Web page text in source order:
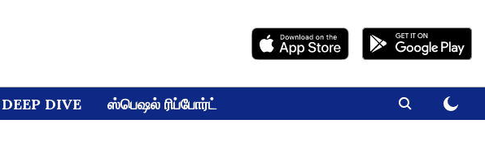
DEEP DIVE ஸ்பெஷல் ரிப்போர்ட்